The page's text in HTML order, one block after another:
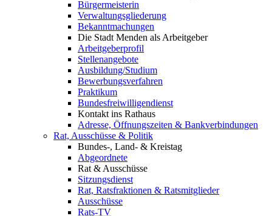
Bürgermeisterin
Verwaltungsgliederung
Bekanntmachungen
Die Stadt Menden als Arbeitgeber
Arbeitgeberprofil
Stellenangebote
Ausbildung/Studium
Bewerbungsverfahren
Praktikum
Bundesfreiwilligendienst
Kontakt ins Rathaus
Adresse, Öffnungszeiten & Bankverbindungen
Rat, Ausschüsse & Politik
Bundes-, Land- & Kreistag
Abgeordnete
Rat & Ausschüsse
Sitzungsdienst
Rat, Ratsfraktionen & Ratsmitglieder
Ausschüsse
Rats-TV